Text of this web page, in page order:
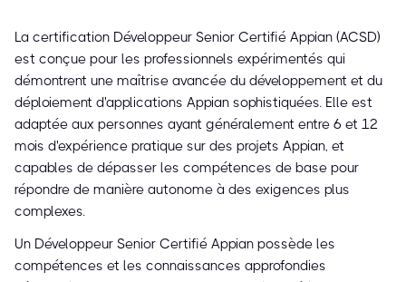
La certification Développeur Senior Certifié Appian (ACSD)
est conçue pour les professionnels expérimentés qui
démontrent une maîtrise avancée du développement et du
déploiement d'applications Appian sophistiquées. Elle est
adaptée aux personnes ayant généralement entre 6 et 12
mois d'expérience pratique sur des projets Appian, et
capables de dépasser les compétences de base pour
répondre de manière autonome à des exigences plus
complexes.
Un Développeur Senior Certifié Appian possède les
compétences et les connaissances approfondies